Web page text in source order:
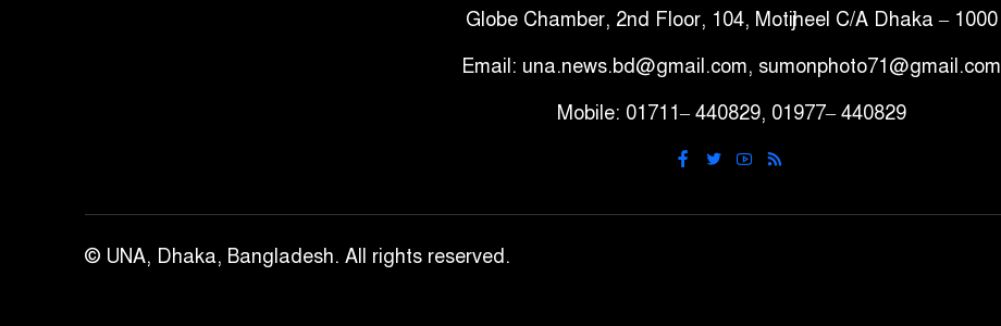
Globe Chamber, 2nd Floor, 104, Motijheel C/A Dhaka – 1000
Email: una.news.bd@gmail.com, sumonphoto71@gmail.com
Mobile: 01711– 440829, 01977– 440829
© UNA, Dhaka, Bangladesh. All rights reserved.